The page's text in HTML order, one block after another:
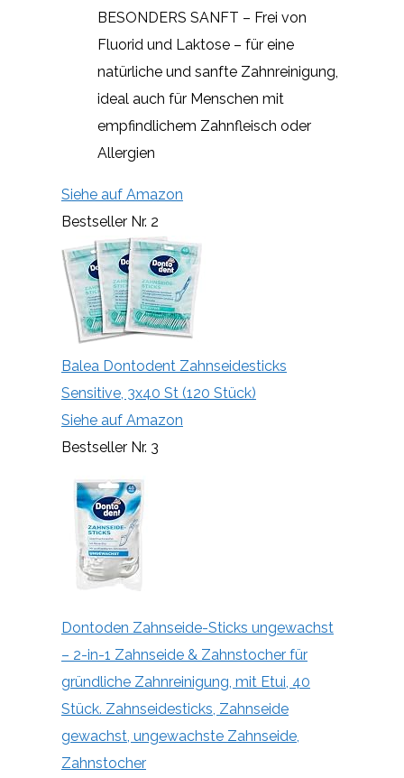
BESONDERS SANFT – Frei von
Fluorid und Laktose – für eine
natürliche und sanfte Zahnreinigung,
ideal auch für Menschen mit
empfindlichem Zahnfleisch oder
Allergien
Siehe auf Amazon
Bestseller Nr. 2
Balea Dontodent Zahnseidesticks
Sensitive, 3x40 St (120 Stück)
Siehe auf Amazon
Bestseller Nr. 3
Dontoden Zahnseide-Sticks ungewachst
– 2-in-1 Zahnseide & Zahnstocher für
gründliche Zahnreinigung, mit Etui, 40
Stück. Zahnseidesticks, Zahnseide
gewachst, ungewachste Zahnseide,
Zahnstocher